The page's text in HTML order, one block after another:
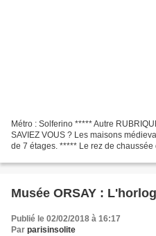
Métro : Solferino ***** Autre
SAVIEZ VOUS ? Les maisons
de 7 étages. ***** Le rez de
Musée ORSAY :
Publié le 02/02/2018 à 16:17
Par parisinsolite